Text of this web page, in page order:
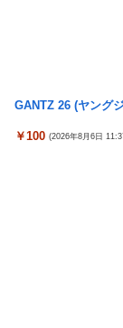
【幽霊否定派、
石を木刀で叩き
神谷玲子の新台
たり＝速さが段
【実戦報告】Lス
フォ」←マジで無
【画像】田中み
ワイ手取り15万
株式投資、若年
韓国警察、大韓
【〈物語〉シリ
三菱自動車、「
【衝撃】 中国製
ぐだけで35秒ごと
【有能】政府「
らず走るし流問
母と一緒の時に
「なんであんな
伊勢鈴蘭さん、
今季もタイトル
GANTZ 26 (ヤング
￥100 (2026年8月6日